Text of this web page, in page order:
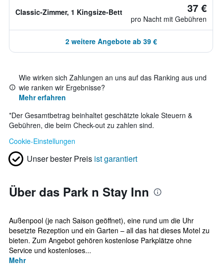
Classic-Zimmer, 1 Kingsize-Bett 37 €
pro Nacht mit Gebühren
2 weitere Angebote ab 39 €
Wie wirken sich Zahlungen an uns auf das Ranking aus und
wie ranken wir Ergebnisse?
Mehr erfahren
*Der Gesamtbetrag beinhaltet geschätzte lokale Steuern &
Gebühren, die beim Check-out zu zahlen sind.
Cookie-Einstellungen
Unser bester Preis ist garantiert
Über das Park n Stay Inn
Außenpool (je nach Saison geöffnet), eine rund um die Uhr
besetzte Rezeption und ein Garten – all das hat dieses Motel zu
bieten. Zum Angebot gehören kostenlose Parkplätze ohne
Service und kostenloses...
Mehr